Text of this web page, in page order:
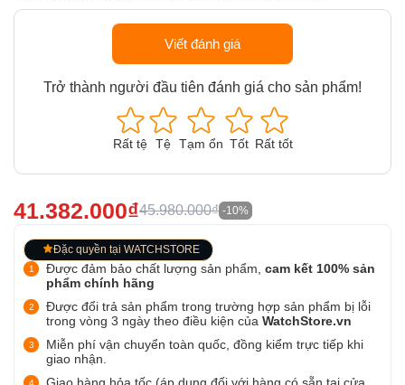
Viết đánh giá
Trở thành người đầu tiên đánh giá cho sản phẩm!
Rất tệ Tệ Tạm ổn Tốt Rất tốt
41.382.000₫45.980.000₫ -10%
Đặc quyền tại WATCHSTORE
Được đảm bảo chất lượng sản phẩm, cam kết 100% sản
phẩm chính hãng
Được đổi trả sản phẩm trong trường hợp sản phẩm bị lỗi
trong vòng 3 ngày theo điều kiện của WatchStore.vn
Miễn phí vận chuyển toàn quốc, đồng kiểm trực tiếp khi
giao nhận.